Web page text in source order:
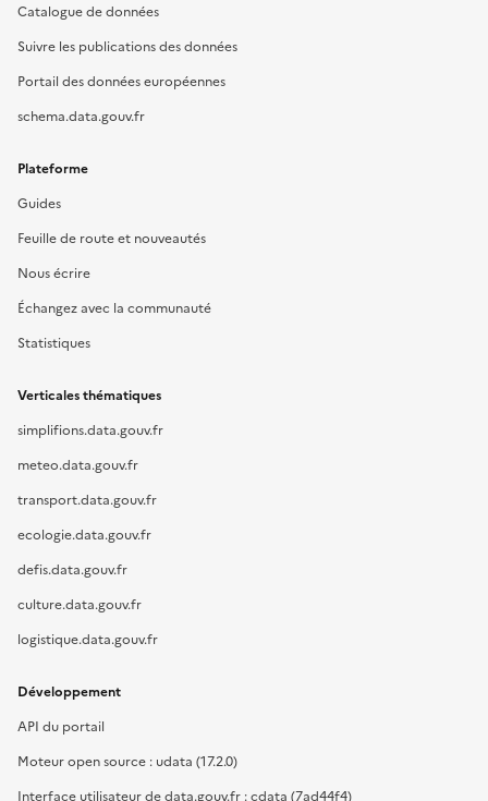
Catalogue de données
Suivre les publications des données
Portail des données européennes
schema.data.gouv.fr
Plateforme
Guides
Feuille de route et nouveautés
Nous écrire
Échangez avec la communauté
Statistiques
Verticales thématiques
simplifions.data.gouv.fr
meteo.data.gouv.fr
transport.data.gouv.fr
ecologie.data.gouv.fr
defis.data.gouv.fr
culture.data.gouv.fr
logistique.data.gouv.fr
Développement
API du portail
Moteur open source : udata (17.2.0)
Interface utilisateur de data.gouv.fr : cdata (7ad44f4)